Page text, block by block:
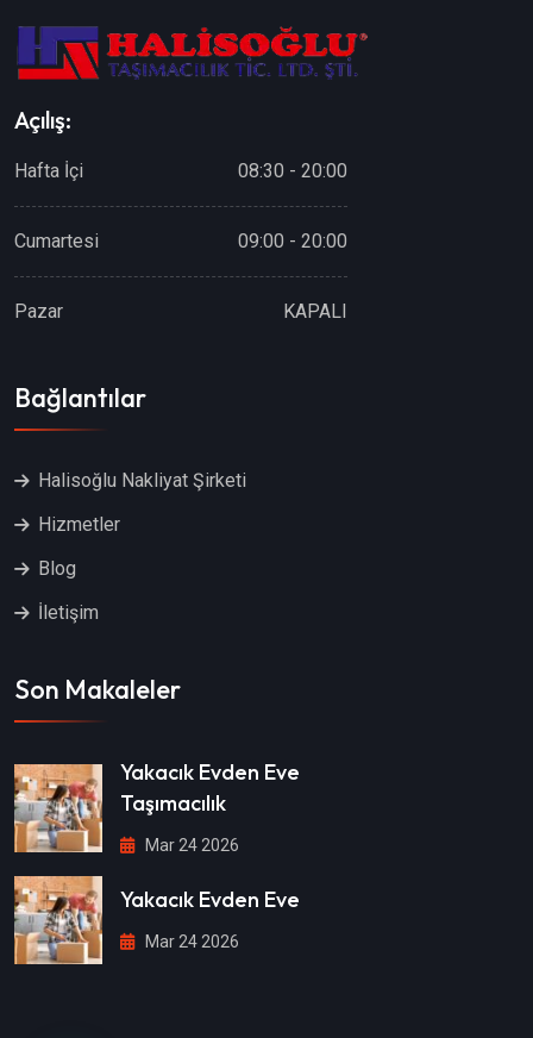
Açılış:
Hafta İçi 08:30 - 20:00
Cumartesi 09:00 - 20:00
Pazar KAPALI
Bağlantılar
Halisoğlu Nakliyat Şirketi
Hizmetler
Blog
İletişim
Son Makaleler
Yakacık Evden Eve
Taşımacılık
Mar 24 2026
Yakacık Evden Eve
Mar 24 2026